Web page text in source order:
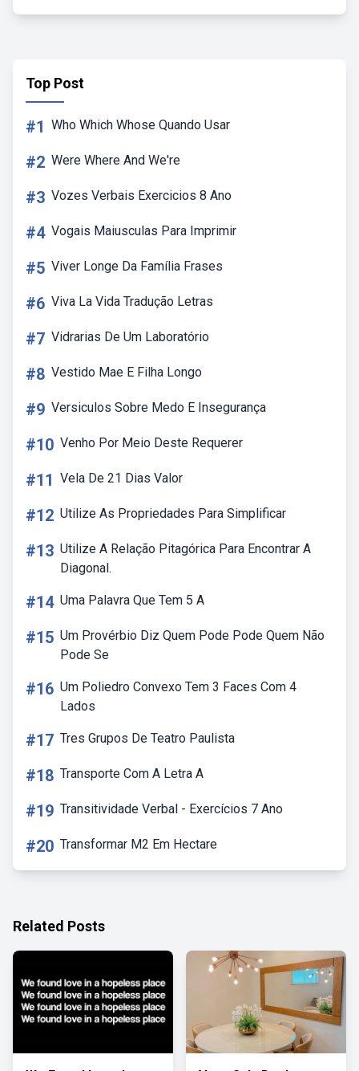
Top Post
#1 Who Which Whose Quando Usar
#2 Were Where And We're
#3 Vozes Verbais Exercicios 8 Ano
#4 Vogais Maiusculas Para Imprimir
#5 Viver Longe Da Família Frases
#6 Viva La Vida Tradução Letras
#7 Vidrarias De Um Laboratório
#8 Vestido Mae E Filha Longo
#9 Versiculos Sobre Medo E Insegurança
#10 Venho Por Meio Deste Requerer
#11 Vela De 21 Dias Valor
#12 Utilize As Propriedades Para Simplificar
#13 Utilize A Relação Pitagórica Para Encontrar A
Diagonal.
#14 Uma Palavra Que Tem 5 A
#15 Um Provérbio Diz Quem Pode Pode Quem Não
Pode Se
#16 Um Poliedro Convexo Tem 3 Faces Com 4
Lados
#17 Tres Grupos De Teatro Paulista
#18 Transporte Com A Letra A
#19 Transitividade Verbal - Exercícios 7 Ano
#20 Transformar M2 Em Hectare
Related Posts